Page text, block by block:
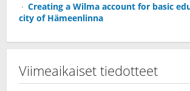
Creating a Wilma account for basic
city of Hämeenlinna
Viimeaikaiset tiedotteet